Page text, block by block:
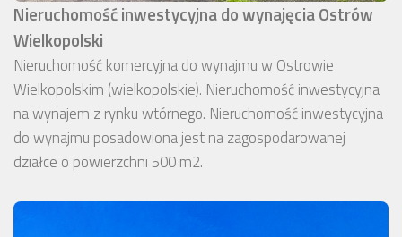
Nieruchomość inwestycyjna do wynajęcia Ostrów
Wielkopolski
Nieruchomość komercyjna do wynajmu w Ostrowie
Wielkopolskim (wielkopolskie). Nieruchomość inwestycyjna
na wynajem z rynku wtórnego. Nieruchomość inwestycyjna
do wynajmu posadowiona jest na zagospodarowanej
działce o powierzchni 500 m2.